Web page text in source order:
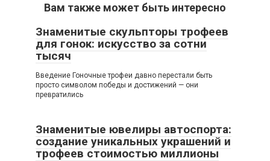
Вам также может быть интересно
Знаменитые скульпторы трофеев
для гонок: искусство за сотни
тысяч
Введение Гоночные трофеи давно перестали быть
просто символом победы и достижений — они
превратились
Знаменитые ювелиры автоспорта:
создание уникальных украшений и
трофеев стоимостью миллионы